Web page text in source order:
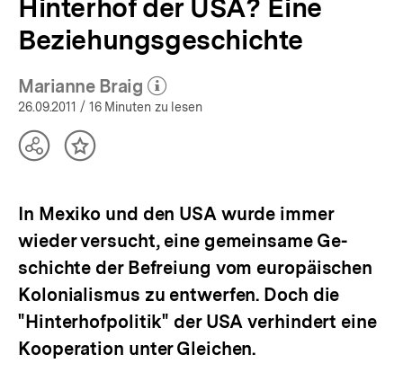
Hinterhof der USA? Eine
Beziehungsgeschichte
Marianne Braig
(Mehr zum Autor)
öffnen
26.09.2011 / 16 Minuten zu lesen
TeilenInhalt
In Mexiko und den USA wurde immer
wieder versucht, eine gemeinsame Ge­
schichte der Befreiung vom europäischen
Kolonialismus zu entwerfen. Doch die
"Hinterhofpolitik" der USA verhindert eine
Kooperation unter Gleichen.